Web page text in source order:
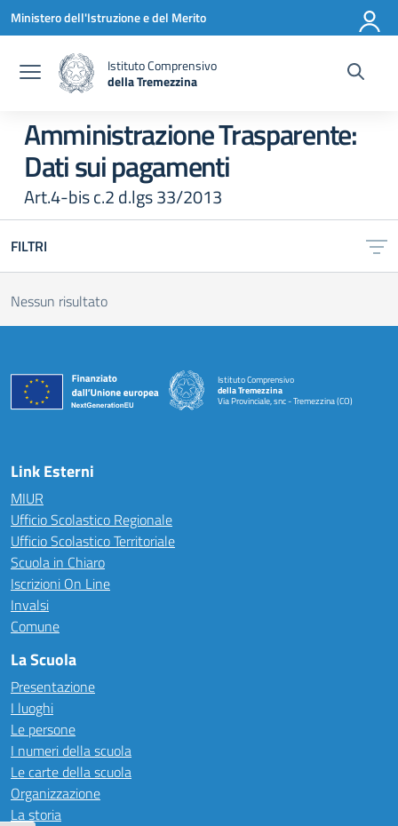
Vai ai contenuti
Vai al menu di navigazione
Vai al footer
Ministero dell'Istruzione e del Merito
Istituto Comprensivo
della Tremezzina
Amministrazione Trasparente:
Dati sui pagamenti
Art.4-bis c.2 d.lgs 33/2013
FILTRI
Nessun risultato
Istituto Comprensivo
della Tremezzina
Via Provinciale, snc - Tremezzina (CO)
— Visita la pagina iniziale della scuola
Link Esterni
MIUR
Ufficio Scolastico Regionale
Ufficio Scolastico Territoriale
Scuola in Chiaro
Iscrizioni On Line
Invalsi
Comune
La Scuola
Presentazione
I luoghi
Le persone
I numeri della scuola
Le carte della scuola
Organizzazione
La storia